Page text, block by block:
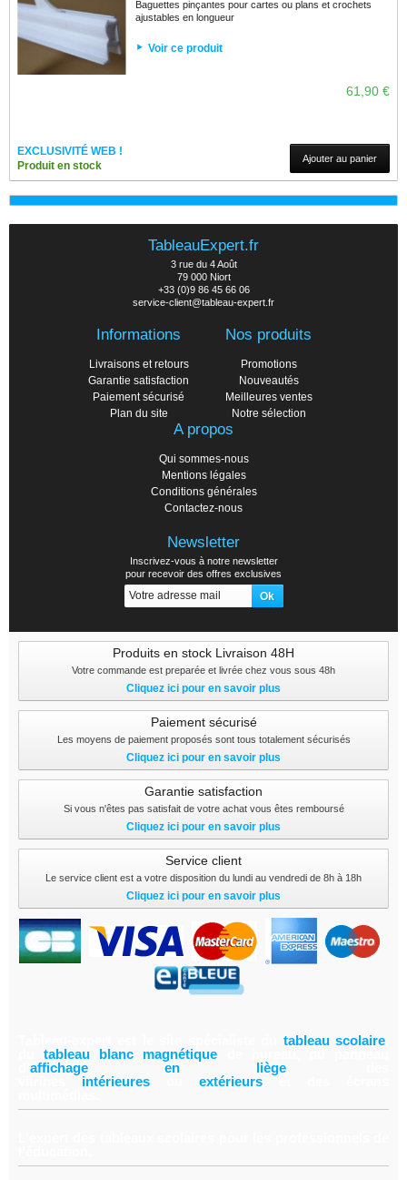
Baguettes pinçantes pour cartes ou plans et crochets
ajustables en longueur
Voir ce produit
61,90 €
EXCLUSIVITÉ WEB !
Produit en stock
Ajouter au panier
TableauExpert.fr
3 rue du 4 Août
79 000 Niort
+33 (0)9 86 45 66 06
service-client@tableau-expert.fr
Informations
Livraisons et retours
Garantie satisfaction
Paiement sécurisé
Plan du site
Nos produits
Promotions
Nouveautés
Meilleures ventes
Notre sélection
A propos
Qui sommes-nous
Mentions légales
Conditions générales
Contactez-nous
Newsletter
Inscrivez-vous à notre newsletter
pour recevoir des offres exclusives
Produits en stock Livraison 48H
Votre commande est preparée et livrée chez vous sous 48h
Cliquez ici pour en savoir plus
Paiement sécurisé
Les moyens de paiement proposés sont tous totalement sécurisés
Cliquez ici pour en savoir plus
Garantie satisfaction
Si vous n'êtes pas satisfait de votre achat vous êtes remboursé
Cliquez ici pour en savoir plus
Service client
Le service client est a votre disposition du lundi au vendredi de 8h à 18h
Cliquez ici pour en savoir plus
tableau scolaire
tableau blanc magnétique
affichage en liège
intérieures extérieurs